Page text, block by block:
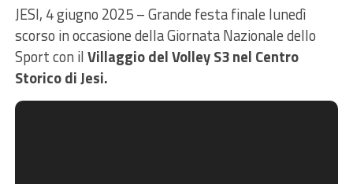
JESI, 4 giugno 2025 – Grande festa finale lunedì
scorso in occasione della Giornata Nazionale dello
Sport con ilVillaggio del Volley S3 nel Centro
Storico di Jesi.